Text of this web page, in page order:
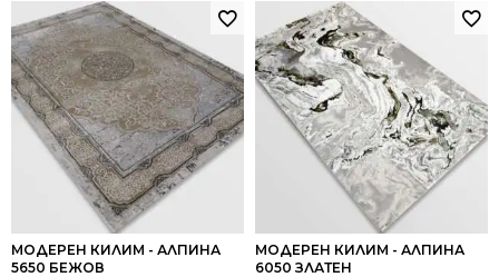
МОДЕРЕН КИЛИМ - АЛПИНА
5650 БЕЖОВ
МОДЕРЕН КИЛИМ - АЛПИНА
6050 ЗЛАТЕН